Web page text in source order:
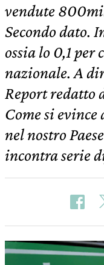
vendute
Secondo dato.
ossia lo 0,1 per
nazionale. A
Report redatto
Come si
nel nostro
incontra serie